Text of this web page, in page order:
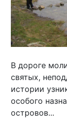
В дороге
святых,
истории
особого
островов...